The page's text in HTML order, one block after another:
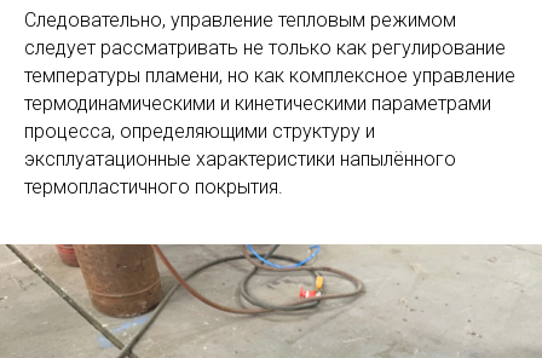
Следовательно, управление тепловым режимом
следует рассматривать не только как регулирование
температуры пламени, но как комплексное управление
термодинамическими и кинетическими параметрами
процесса, определяющими структуру и
эксплуатационные характеристики напылённого
термопластичного покрытия.